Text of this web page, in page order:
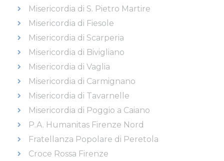
Misericordia di S. Pietro Martire
Misericordia di Fiesole
Misericordia di Scarperia
Misericordia di Bivigliano
Misericordia di Vaglia
Misericordia di Carmignano
Misericordia di Tavarnelle
Misericordia di Poggio a Caiano
P.A. Humanitas Firenze Nord
Fratellanza Popolare di Peretola
Croce Rossa Firenze